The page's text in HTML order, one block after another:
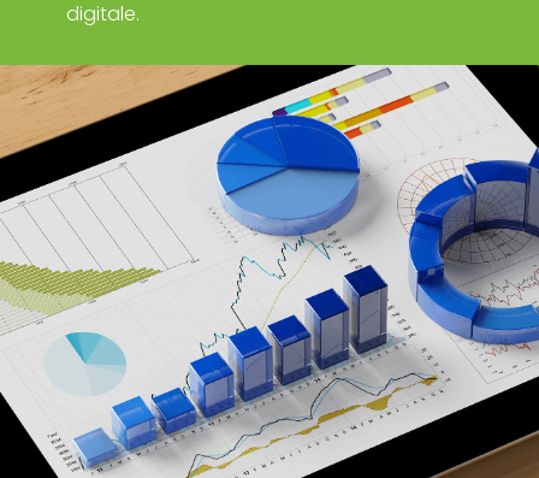
digitale.